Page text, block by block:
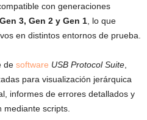
con generaciones
Gen 3, Gen 2 y Gen 1 , lo que
en distintos entornos de prueba.
de software USB Protocol Suite
para visualización jerárquica
informes de errores detallados y
scripts.